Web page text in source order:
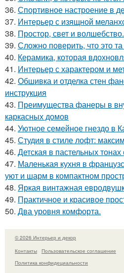
36. Спортивное настроение в
37. Интерьер с изящной
38. Простор, свет и волшебство.
39. Сложно поверить, что это
40. Керамика, которая
41. Интерьер с характером и
42. Обшивка и отделка стен
инструкция
43. Преимущества фанеры в
каркасных домов
44. Уютное семейное гнездо в
45. Студия в стиле лофт:
46. Детская в пастельных
47. Маленькая кухня в
уют и шарм в компактном
48. Яркая винтажная
49. Практичное и красивое
50. Два уровня комфорта.
© 2026 Интерьер и декор
Контакты
Пользовательское соглашение
Политика конфидециальности